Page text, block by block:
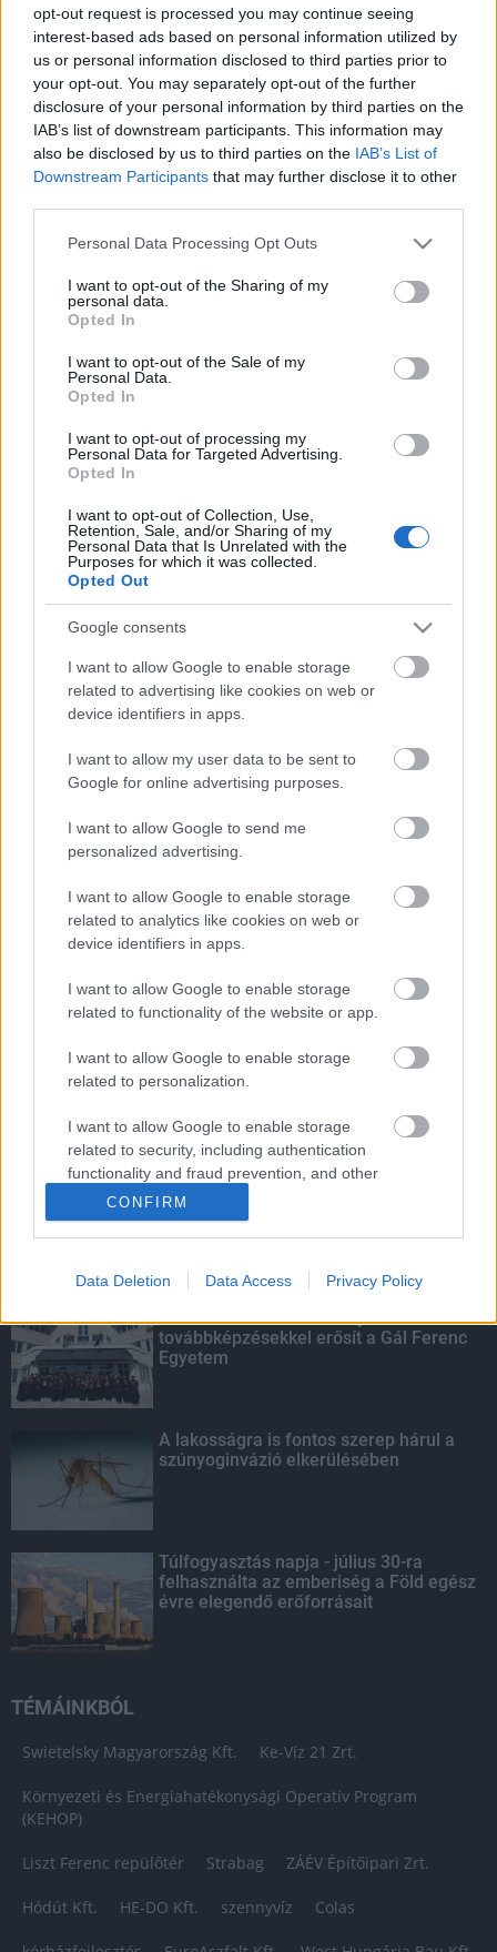
opt-out request is processed you may continue seeing
interest-based ads based on personal information utilized by
us or personal information disclosed to third parties prior to
your opt-out. You may separately opt-out of the further
disclosure of your personal information by third parties on the
IAB’s list of downstream participants. This information may
also be disclosed by us to third parties on the IAB’s List of
Downstream Participants that may further disclose it to other
Please note that this website/app uses one or more Google
not limited to your visit or usage behaviour. You may click to
grant or deny consent to Google and its third-party tags to
use your data for below specified purposes in below Google
consent section.
Personal Data Processing Opt Outs
I want to opt-out of the Sharing of my
personal data.
Opted In
I want to opt-out of the Sale of my
Personal Data.
Opted In
I want to opt-out of processing my
Personal Data for Targeted Advertising.
Opted In
I want to opt-out of Collection, Use,
Retention, Sale, and/or Sharing of my
Personal Data that Is Unrelated with the
Purposes for which it was collected.
Opted Out
Google consents
I want to allow Google to enable storage
related to advertising like cookies on web or
device identifiers in apps.
I want to allow my user data to be sent to
Google for online advertising purposes.
I want to allow Google to send me
personalized advertising.
I want to allow Google to enable storage
related to analytics like cookies on web or
device identifiers in apps.
I want to allow Google to enable storage
related to functionality of the website or app.
I want to allow Google to enable storage
related to personalization.
I want to allow Google to enable storage
related to security, including authentication
functionality and fraud prevention, and other
user protection.
CONFIRM
Data Deletion Data Access Privacy Policy
KECSKEMÉTEN IS SZAKIRÁNYÚ
TOVÁBBKÉPZÉSEKKEL ERŐSÍT A GÁL FERENC
EGYETEM
Országos hírek
A lakosságra is fontos szerep hárul a
TÚLFOGYASZTÁS NAPJA - JÚLIUS 30-RA
FELHASZNÁLTA AZ EMBERISÉG A FÖLD EGÉSZ
ÉVRE ELEGENDŐ ERŐFORRÁSAIT
Helyi hírek
SZEPTEMBERIG ÉLVEZHETJÜK
HIRDETÉS
LEGOLVASOTTABB
A hőségben is védik a növényzetet
Pakson
Parfümöt és élelmiszert rejtett a
táskájába két lány Szekszárdon
Több mint 40 helyszínen dolgozik
fennakadás nélkül a Híd-csoport
KIEMELT
Kecskeméten is szakirányú
továbbképzésekkel erősít a Gál Ferenc
Egyetem
A lakosságra is fontos szerep hárul a
szúnyoginvázió elkerülésében
Túlfogyasztás napja - július 30-ra
felhasználta az emberiség a Föld egész
évre elegendő erőforrásait
TÉMÁINKBÓL
Swietelsky Magyarország Kft. Ke-Víz 21 Zrt.
Környezeti és Energiahatékonysági Operatív Program
(KEHOP)
Liszt Ferenc repülőtér Strabag ZÁÉV Építőipari Zrt.
Hódút Kft. HE-DO Kft. szennyvíz Colas